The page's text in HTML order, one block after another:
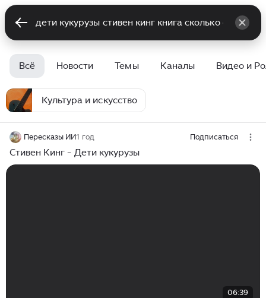
Всё Новости Темы Каналы Видео и
Культура и искусство
Пересказы ИИ1 год Подписаться
Стивен Кинг - Дети кукурузы
06:39